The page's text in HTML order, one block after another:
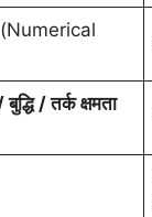
/ तर्क क्षमता